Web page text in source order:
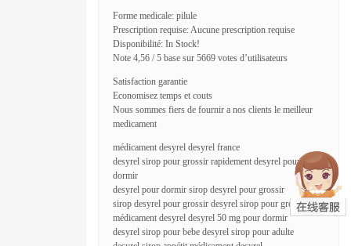
Forme medicale: pilule
Prescription requise: Aucune prescription requise
Disponibilité: In Stock!
Note 4,56 / 5 base sur 5669 votes d’utilisateurs
Satisfaction garantie
Economisez temps et couts
Nous sommes fiers de fournir a nos clients le meilleur
medicament
médicament desyrel desyrel france
desyrel sirop pour grossir rapidement desyrel pour
dormir
desyrel pour dormir sirop desyrel pour grossir
sirop desyrel pour grossir desyrel sirop pour grossir prix
médicament desyrel desyrel 50 mg pour dormir
desyrel sirop pour bebe desyrel sirop pour adulte